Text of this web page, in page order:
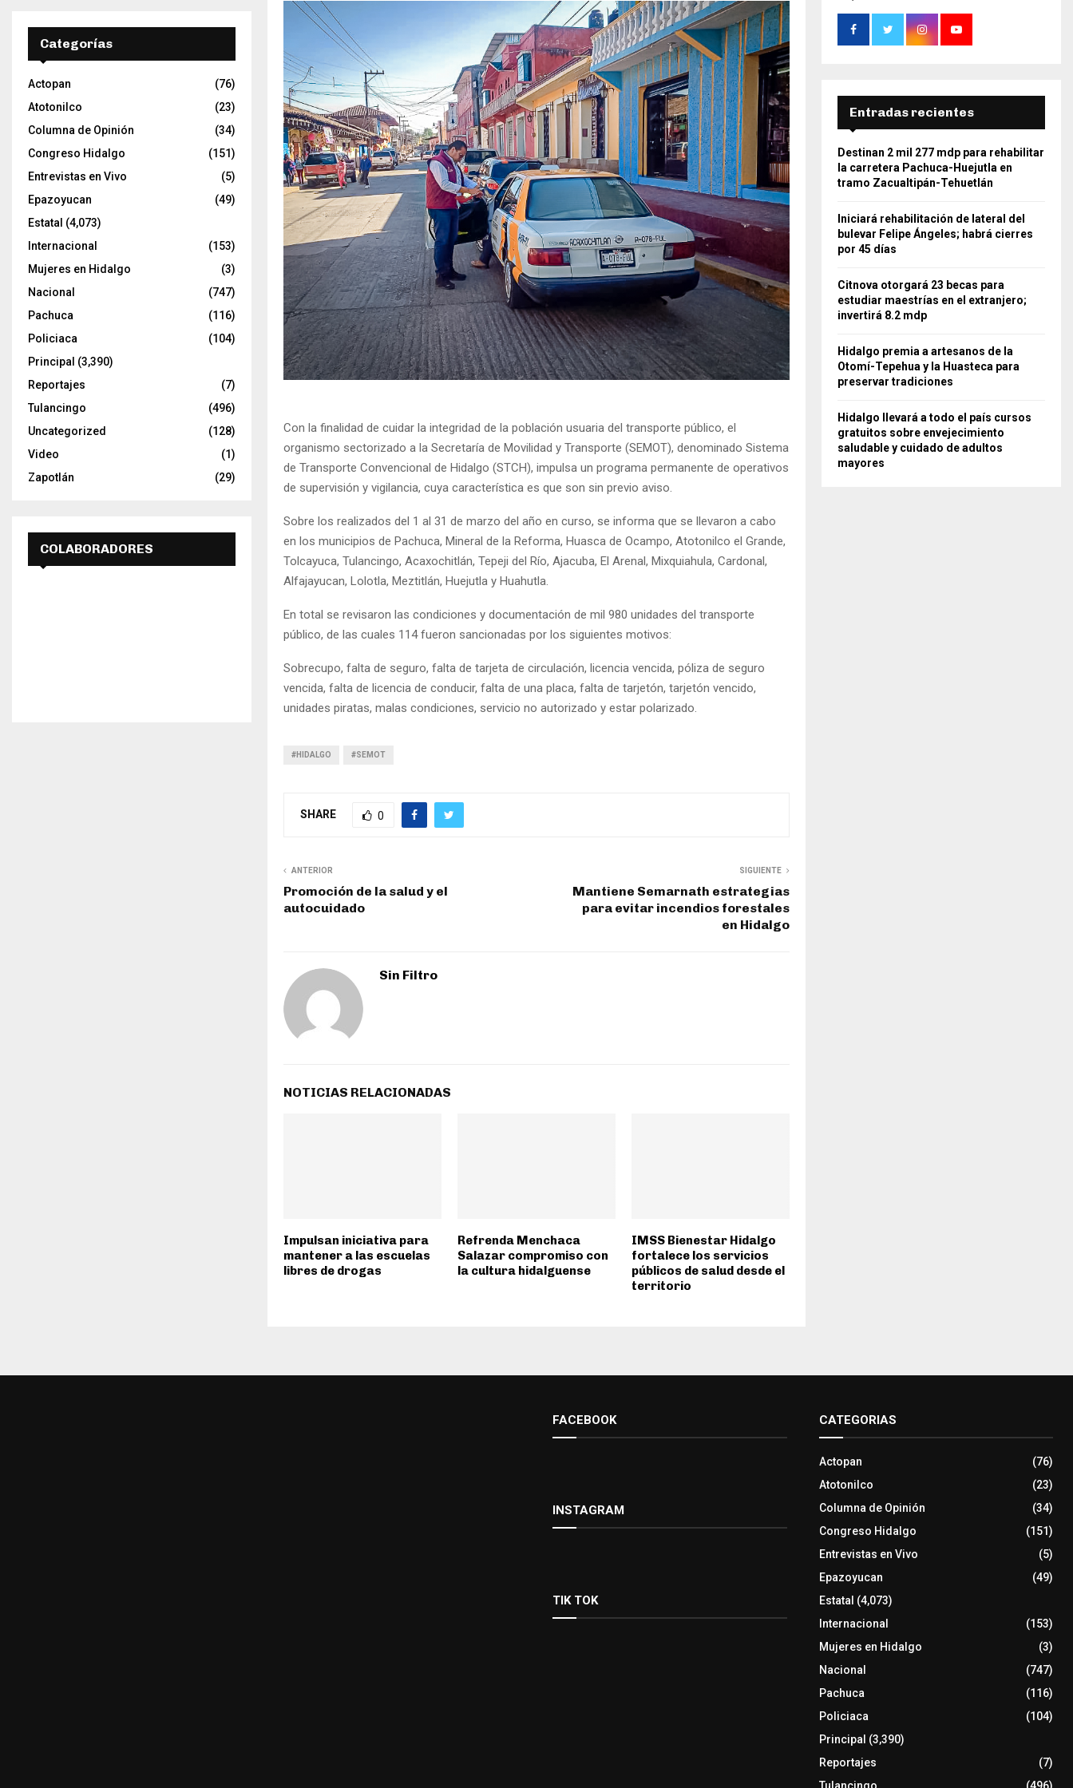
Con la finalidad de cuidar la integridad de la población usuaria del transporte público, el
organismo sectorizado a la Secretaría de Movilidad y Transporte (SEMOT), denominado Sistema
de Transporte Convencional de Hidalgo (STCH), impulsa un programa permanente de operativos
de supervisión y vigilancia, cuya característica es que son sin previo aviso.
Sobre los realizados del 1 al 31 de marzo del año en curso, se informa que se llevaron a cabo
en los municipios de Pachuca, Mineral de la Reforma, Huasca de Ocampo, Atotonilco el Grande,
Tolcayuca, Tulancingo, Acaxochitlán, Tepeji del Río, Ajacuba, El Arenal, Mixquiahula, Cardonal,
Alfajayucan, Lolotla, Meztitlán, Huejutla y Huahutla.
En total se revisaron las condiciones y documentación de mil 980 unidades del transporte
público, de las cuales 114 fueron sancionadas por los siguientes motivos:
Sobrecupo, falta de seguro, falta de tarjeta de circulación, licencia vencida, póliza de seguro
vencida, falta de licencia de conducir, falta de una placa, falta de tarjetón, tarjetón vencido,
unidades piratas, malas condiciones, servicio no autorizado y estar polarizado.
#HIDALGO #SEMOT
SHARE 0
ANTERIOR
Promoción de la salud y el
autocuidado
SIGUIENTE
Mantiene Semarnath estrategias
para evitar incendios forestales
en Hidalgo
Sin Filtro
NOTICIAS RELACIONADAS
Impulsan iniciativa para
mantener a las escuelas
libres de drogas
Refrenda Menchaca
Salazar compromiso con
la cultura hidalguense
IMSS Bienestar Hidalgo
fortalece los servicios
públicos de salud desde el
territorio
v
í
e
o
Categorías
Actopan
(76)
Atotonilco
(23)
Columna de Opinión
(34)
Congreso Hidalgo
(151)
Entrevistas en Vivo
(5)
Epazoyucan
(49)
Estatal (4,073)
Internacional
(153)
Mujeres en Hidalgo
(3)
Nacional
(747)
Pachuca
(116)
Policiaca
(104)
Principal (3,390)
Reportajes
(7)
Tulancingo
(496)
Uncategorized
(128)
Video
(1)
Zapotlán
(29)
COLABORADORES
Entradas recientes
Destinan 2 mil 277 mdp para rehabilitar
la carretera Pachuca-Huejutla en
tramo Zacualtipán-Tehuetlán
Iniciará rehabilitación de lateral del
bulevar Felipe Ángeles; habrá cierres
por 45 días
Citnova otorgará 23 becas para
estudiar maestrías en el extranjero;
invertirá 8.2 mdp
Hidalgo premia a artesanos de la
Otomí-Tepehua y la Huasteca para
preservar tradiciones
Hidalgo llevará a todo el país cursos
gratuitos sobre envejecimiento
saludable y cuidado de adultos
mayores
FACEBOOK
INSTAGRAM
TIK TOK
CATEGORIAS
Actopan
(76)
Atotonilco
(23)
Columna de Opinión
(34)
Congreso Hidalgo
(151)
Entrevistas en Vivo
(5)
Epazoyucan
(49)
Estatal (4,073)
Internacional
(153)
Mujeres en Hidalgo
(3)
Nacional
(747)
Pachuca
(116)
Policiaca
(104)
Principal (3,390)
Reportajes
(7)